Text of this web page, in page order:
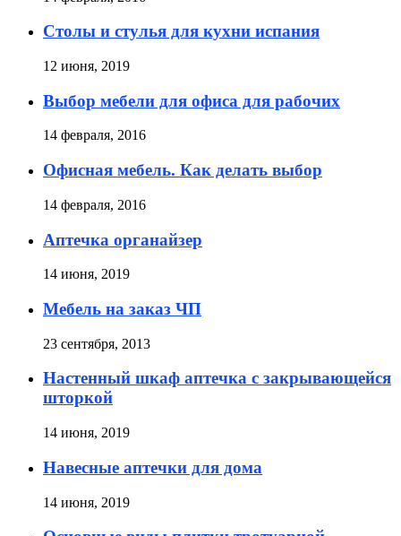
Столы и стулья для кухни испания
12 июня, 2019
Выбор мебели для офиса для рабочих
14 февраля, 2016
Офисная мебель. Как делать выбор
14 февраля, 2016
Аптечка органайзер
14 июня, 2019
Мебель на заказ ЧП
23 сентября, 2013
Настенный шкаф аптечка с закрывающейся
шторкой
14 июня, 2019
Навесные аптечки для дома
14 июня, 2019